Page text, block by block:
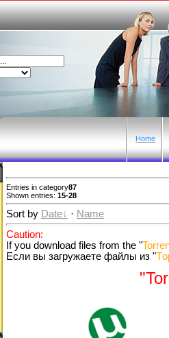
Home
Entries in category87
Shown entries: 15-28
Sort by Date · Name
Caution:
If you download files from the "
Если вы загружаете файлы из "